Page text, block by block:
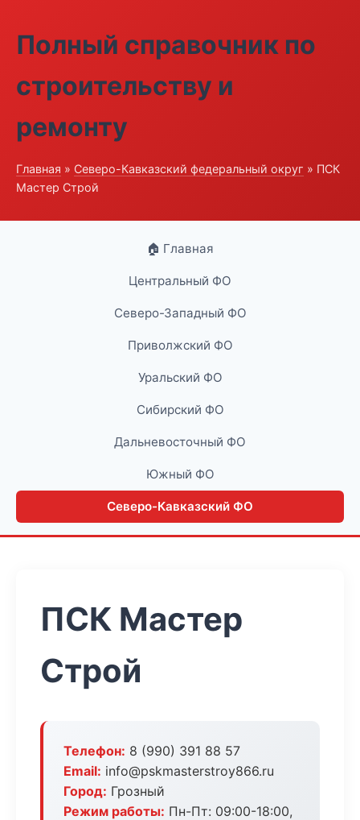
Полный справочник по
строительству и
ремонту
Главная » Северо-Кавказский федеральный округ » ПСК
Мастер Строй
🏠 Главная
Центральный ФО
Северо-Западный ФО
Приволжский ФО
Уральский ФО
Сибирский ФО
Дальневосточный ФО
Южный ФО
Северо-Кавказский ФО
ПСК Мастер
Строй
Телефон: 8 (990) 391 88 57
Email: info@pskmasterstroy866.ru
Город: Грозный
Режим работы: Пн-Пт: 09:00-18:00,